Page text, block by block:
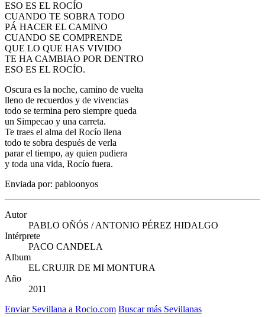
ESO ES EL ROCÍO
CUANDO TE SOBRA TODO
PÁ HACER EL CAMINO
CUANDO SE COMPRENDE
QUE LO QUE HAS VIVIDO
TE HA CAMBIAO POR DENTRO
ESO ES EL ROCÍO.
Oscura es la noche, camino de vuelta
lleno de recuerdos y de vivencias
todo se termina pero siempre queda
un Simpecao y una carreta.
Te traes el alma del Rocío llena
todo te sobra después de verla
parar el tiempo, ay quien pudiera
y toda una vida, Rocío fuera.
Enviada por: pabloonyos
Autor
PABLO OÑÓS / ANTONIO PÉREZ HIDALGO
Intérprete
PACO CANDELA
Album
EL CRUJIR DE MI MONTURA
Año
2011
Enviar Sevillana a Rocio.com Buscar más Sevillanas
En el Rocío, ¿dónde me alojo?